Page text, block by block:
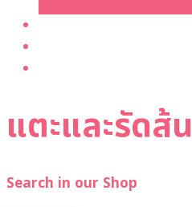
แตะและรัดส้น
Search in our Shop